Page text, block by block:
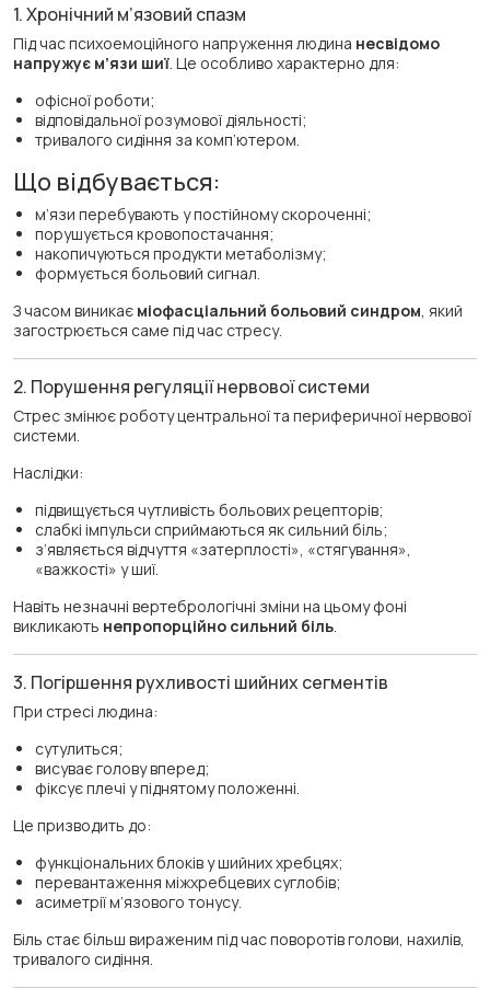
1. Хронічний м’язовий спазм
Під час психоемоційного напруження людина несвідомо
напружує м’язи шиї . Це особливо характерно для:
офісної роботи;
відповідальної розумової діяльності;
тривалого сидіння за комп’ютером.
Що відбувається:
м’язи перебувають у постійному скороченні;
порушується кровопостачання;
накопичуються продукти метаболізму;
формується больовий сигнал.
З часом виникає міофасціальний больовий синдром , який
загострюється саме під час стресу.
2. Порушення регуляції нервової системи
Стрес змінює роботу центральної та периферичної нервової
системи.
Наслідки:
підвищується чутливість больових рецепторів;
слабкі імпульси сприймаються як сильний біль;
з’являється відчуття «затерплості», «стягування»,
«важкості» у шиї.
Навіть незначні вертебрологічні зміни на цьому фоні
викликають непропорційно сильний біль
3. Погіршення рухливості шийних сегментів
При стресі людина:
сутулиться;
висуває голову вперед;
фіксує плечі у піднятому положенні.
Це призводить до:
функціональних блоків у шийних хребцях;
перевантаження міжхребцевих суглобів;
асиметрії м’язового тонусу.
Біль стає більш вираженим під час поворотів голови, нахилів,
тривалого сидіння.